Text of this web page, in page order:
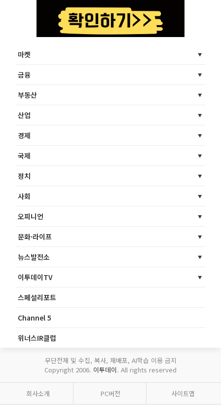
마켓
금융
부동산
산업
경제
국제
정치
사회
오피니언
문화·라이프
뉴스발전소
이투데이TV
스페셜리포트
Channel 5
위너스IR클럽
무단전재 및 수집, 복사, 재배포, AI학습 이용 금지
Copyright 2006. 이투데이. All rights reserved
회사소개 PC버전 사이트맵